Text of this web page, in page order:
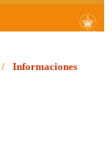
/ Informaciones